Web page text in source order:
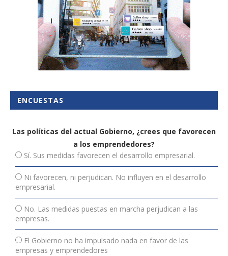
ENCUESTAS
Las políticas del actual Gobierno, ¿crees que favorecen
a los emprendedores?
Sí. Sus medidas favorecen el desarrollo empresarial.
Ni favorecen, ni perjudican. No influyen en el desarrollo
empresarial.
No. Las medidas puestas en marcha perjudican a las
empresas.
El Gobierno no ha impulsado nada en favor de las
empresas y emprendedores